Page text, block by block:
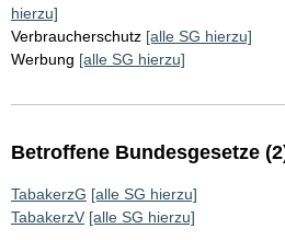
hierzu]
Verbraucherschutz [alle SG hierzu]
Werbung [alle SG hierzu]
Betroffene Bundesgesetze
TabakerzG [alle SG hierzu]
TabakerzV [alle SG hierzu]